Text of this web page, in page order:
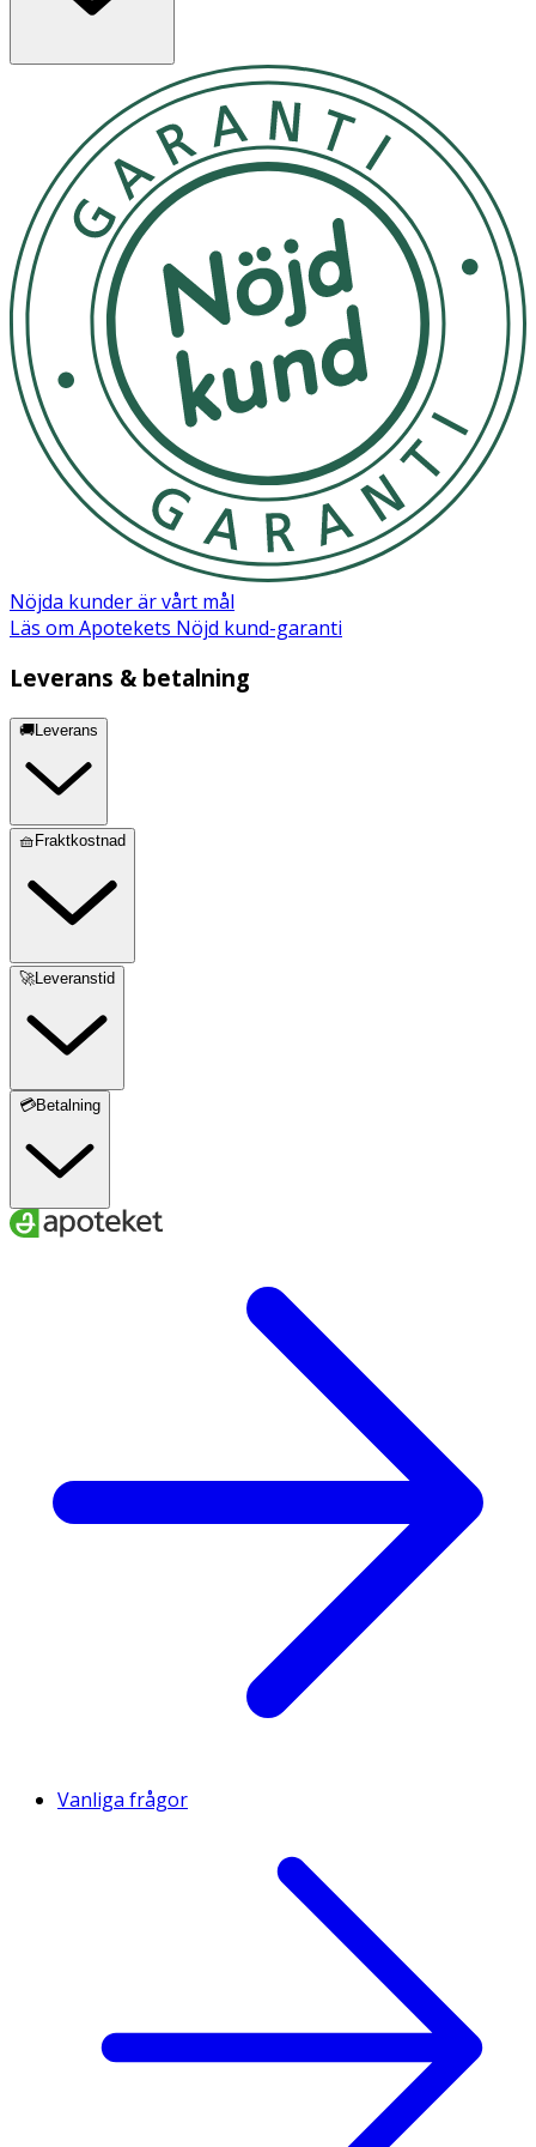
över hela kroppen efter dusch, morgon och kväll, för
klarare, fräschare och mer balanserad ut.
Applicera över hela kroppen efter duschen.
Förvaras torrt och svalt.
OK för gravida och ammande:
Ja
Ingredienser:
INGREDIENTS/INGREDIENTE/SASTOJCI: Aqua, Ethylhexyl
Methoxycinnamate, Niacinamide, Glycerin,
Triethanolamine, Phenoxyethanol, Acrylates/C10-30 Alkyl
Acrylate Crosspolymer, Dimethicone, Butyl
Methoxydibenzoylmethane, Undecane, Parfum,
Methylparaben, Tridecane, Propylparaben,
Styrene/Acrylates Copolymer, Disodium EDTA, Coco-
Glucoside, Glycine, Cystine, Potassium Hydroxide, Sodium
PCA, BHT, Petrolatum, Citric Acid, Benzoic Acid, Sodium
Hyaluronate, Glutathione, Benzyl Salicylate, Citronellol,
Citrus Aurantium Peel Oil, Citrus Limon Peel Oil, Geraniol,
Geranyl Acetate, Hexyl Cinnamal, Hydroxycitronellal,
Limonene, Linalool, Linalyl Acetate, Pinene, Terpineol.
Nöjda kunder är vårt mål
Läs om Apotekets Nöjd kund-garanti
Leverans & betalning
🚚Leverans
🧺Fraktkostnad
🚀Leveranstid
💳Betalning
Vanliga frågor